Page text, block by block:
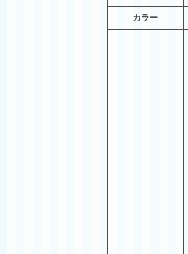
カラー